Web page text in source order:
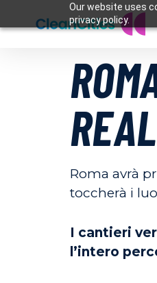
Our website uses
privacy policy.
Roma avrà
toccherà i
I cantieri
l’intero